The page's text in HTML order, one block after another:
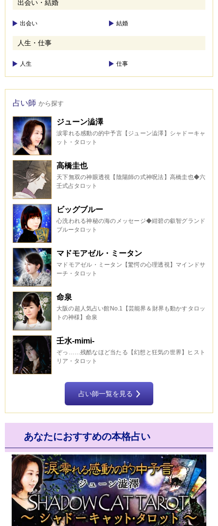
出会い・結婚
出会い 結婚
人生・仕事
人生 仕事
占い師 から探す
ジューン澁澤
涙零れる感動の的中予言【ジューン澁澤】シャドーキャ
ット・タロット
高橋圭也
天下無双の神眼透視【陰陽師の式神呪法】高橋圭也◆六
壬式占タロット
ビッグブルー
心洗われる神秘の海のメッセージ◆紺碧の叡智グランド
ブルータロット
マドモアゼル・ミータン
マドモアゼル・ミータン【驚愕の心理透視】マインドサ
ーチ・タロット
命泉
大阪の超人気占い館No.1【芸能界＆財界も動かすタロッ
トの神様】命泉
壬水-mimi-
ぞっ……残酷なほど当たる【幻想と狂気の世界】ヒスト
リア・タロット
占い師一覧を見る
あなたにおすすめの本格占い